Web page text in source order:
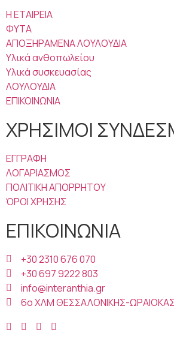
Η ΕΤΑΙΡΕΙΑ
ΦΥΤΑ
ΑΠΟΞΗΡΑΜΕΝΑ ΛΟΥΛΟΥΔΙΑ
Υλικά ανθοπωλείου
Υλικά συσκευασίας
ΛΟΥΛΟΥΔΙΑ
ΕΠΙΚΟΙΝΩΝΙΑ
ΧΡΗΣΙΜΟΙ
ΕΓΓΡΑΦΗ
ΛΟΓΑΡΙΑΣΜΟΣ
ΠΟΛΙΤΙΚΗ ΑΠΟΡΡΗΤΟΥ
ΌΡΟΙ ΧΡΗΣΗΣ
ΕΠΙΚΟΙΝΩΝΙΑ
+30 2310 676 070
+30 697 9222 803
info@interanthia.gr
6ο ΧΛΜ ΘΕΣΣΑΛΟΝΙΚΗΣ-